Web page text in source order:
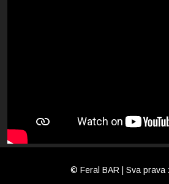
© Feral BAR | Sva prava